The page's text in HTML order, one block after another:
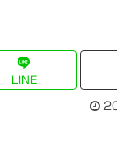
LINE